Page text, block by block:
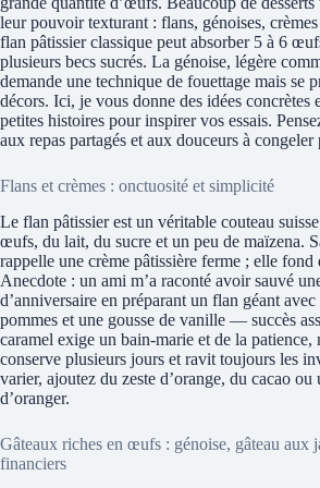
leur pouvoir texturant : flans, génoises,
flan pâtissier classique peut absorber 5 à 6
plusieurs becs sucrés. La génoise, légère
demande une technique de fouettage mais se
décors. Ici, je vous donne des idées concrètes
petites histoires pour inspirer vos essais.
aux repas partagés et aux douceurs à
Flans et crèmes : onctuosité et simplicité
Le flan pâtissier est un véritable couteau
œufs, du lait, du sucre et un peu de maïzena.
rappelle une crème pâtissière ferme ; elle fond
Anecdote : un ami m’a raconté avoir sauvé
d’anniversaire en préparant un flan géant avec
pommes et une gousse de vanille — succès
caramel exige un bain-marie et de la patience,
conserve plusieurs jours et ravit toujours les
varier, ajoutez du zeste d’orange, du cacao
d’oranger.
Gâteaux riches en œufs : génoise, gâteau aux
financiers